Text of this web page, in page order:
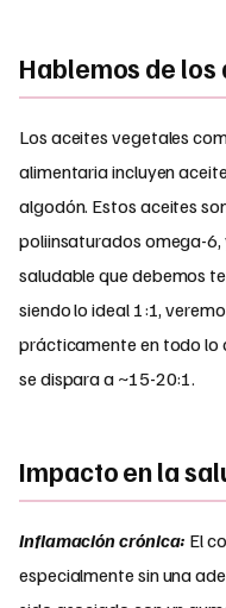
Hablemos de
Los aceites vegetales
alimentaria incluyen
algodón. Estos aceites
poliinsaturados omega-6,
saludable que debemos
siendo lo ideal 1:1,
prácticamente en todo lo
se dispara a ~15-20:1.
Impacto en la
Inflamación crónica: El
especialmente sin una